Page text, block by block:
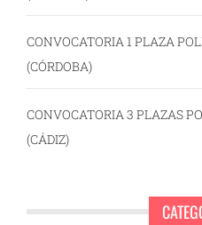
CONVOCATORIA 1 PLAZA
(CÓRDOBA)
CONVOCATORIA 3 PLAZAS
(CÁDIZ)